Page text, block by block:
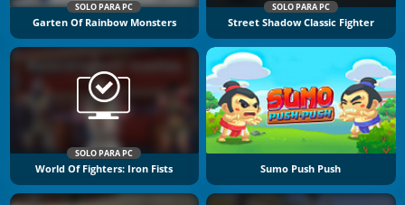
SOLO PARA PC
Garten Of Rainbow Monsters
SOLO PARA PC
Street Shadow Classic Fighter
SOLO PARA PC
World Of Fighters: Iron Fists Sumo Push Push